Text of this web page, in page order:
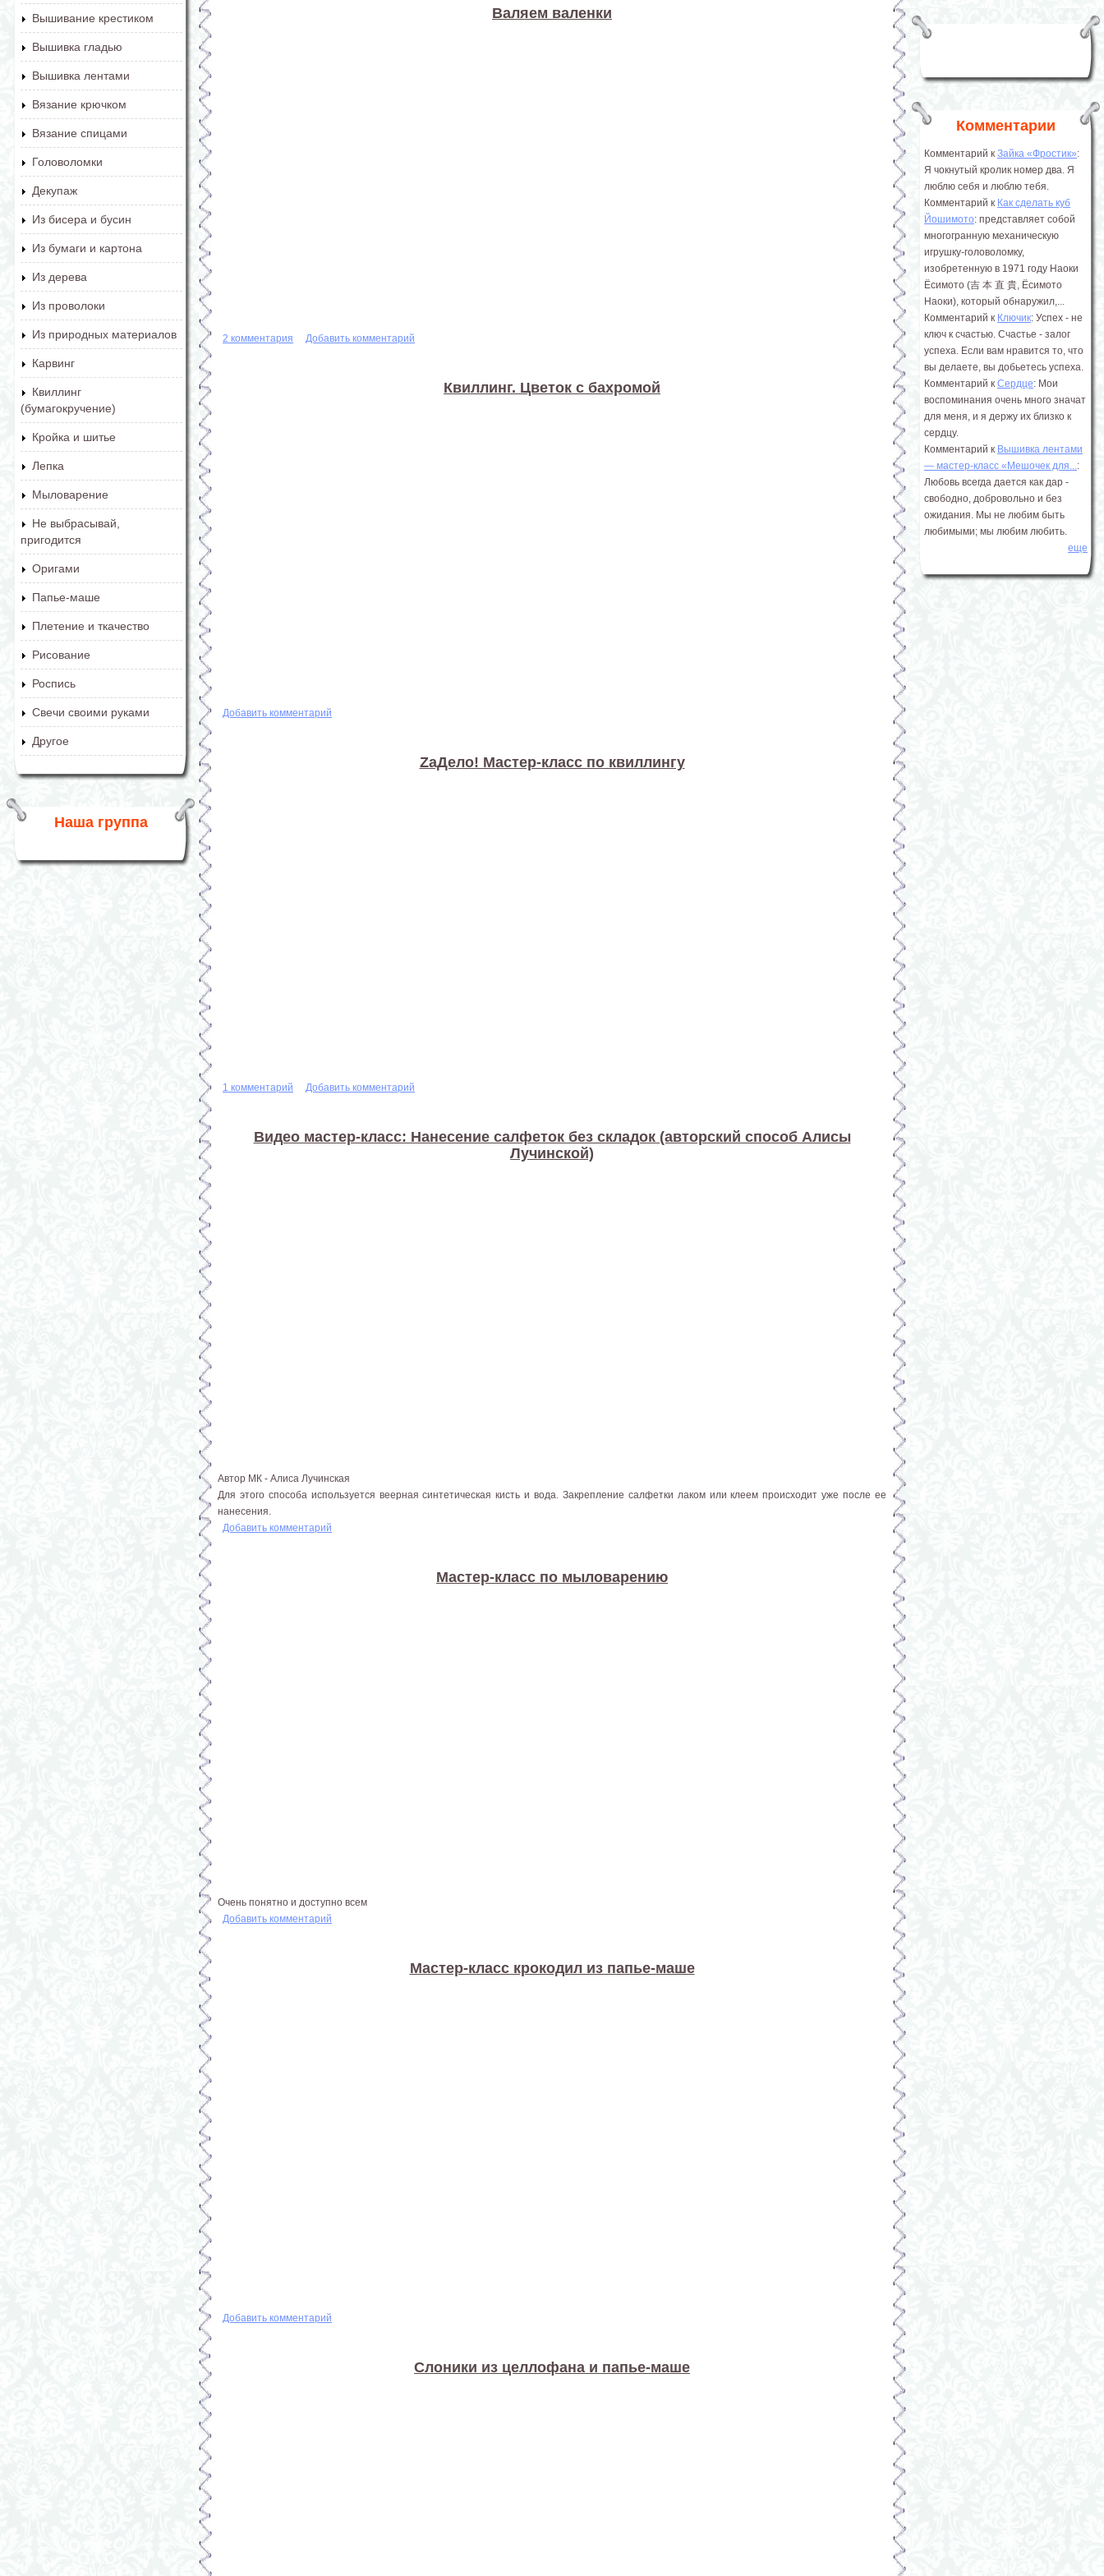
Вышивание крестиком
Вышивка гладью
Вышивка лентами
Вязание крючком
Вязание спицами
Головоломки
Декупаж
Из бисера и бусин
Из бумаги и картона
Из дерева
Из проволоки
Из природных материалов
Карвинг
Квиллинг
(бумагокручение)
Кройка и шитье
Лепка
Мыловарение
Не выбрасывай,
пригодится
Оригами
Папье-маше
Плетение и ткачество
Рисование
Роспись
Свечи своими руками
Другое
Наша группа
Валяем валенки
2 комментария Добавить комментарий
Квиллинг. Цветок с бахромой
Добавить комментарий
ZaДело! Мастер-класс по квиллингу
1 комментарий Добавить комментарий
Видео мастер-класс: Нанесение салфеток без складок (авторский способ Алисы
Лучинской)
Автор МК - Алиса Лучинская
Для этого способа используется веерная синтетическая кисть и вода. Закрепление салфетки лаком или клеем происходит уже после ее
нанесения.
Добавить комментарий
Мастер-класс по мыловарению
Очень понятно и доступно всем
Добавить комментарий
Мастер-класс крокодил из папье-маше
Добавить комментарий
Слоники из целлофана и папье-маше
Комментарии
Комментарий к Зайка «Фростик»:
Я чокнутый кролик номер два. Я
люблю себя и люблю тебя.
Комментарий к Как сделать куб
Йошимото: представляет собой
многогранную механическую
игрушку-головоломку,
изобретенную в 1971 году Наоки
Ёсимото (吉 本 直 貴, Ёсимото
Наоки), который обнаружил,...
Комментарий к Ключик: Успех - не
ключ к счастью. Счастье - залог
успеха. Если вам нравится то, что
вы делаете, вы добьетесь успеха.
Комментарий к Сердце: Мои
воспоминания очень много значат
для меня, и я держу их близко к
сердцу.
Комментарий к Вышивка лентами
― мастер-класс «Мешочек для...:
Любовь всегда дается как дар -
свободно, добровольно и без
ожидания. Мы не любим быть
любимыми; мы любим любить.
еще